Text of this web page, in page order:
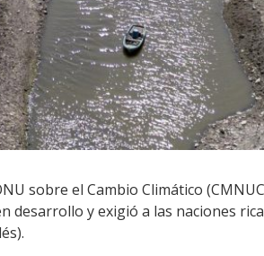
sobre el Cambio Climático
desarrollo y exigió a las naciones